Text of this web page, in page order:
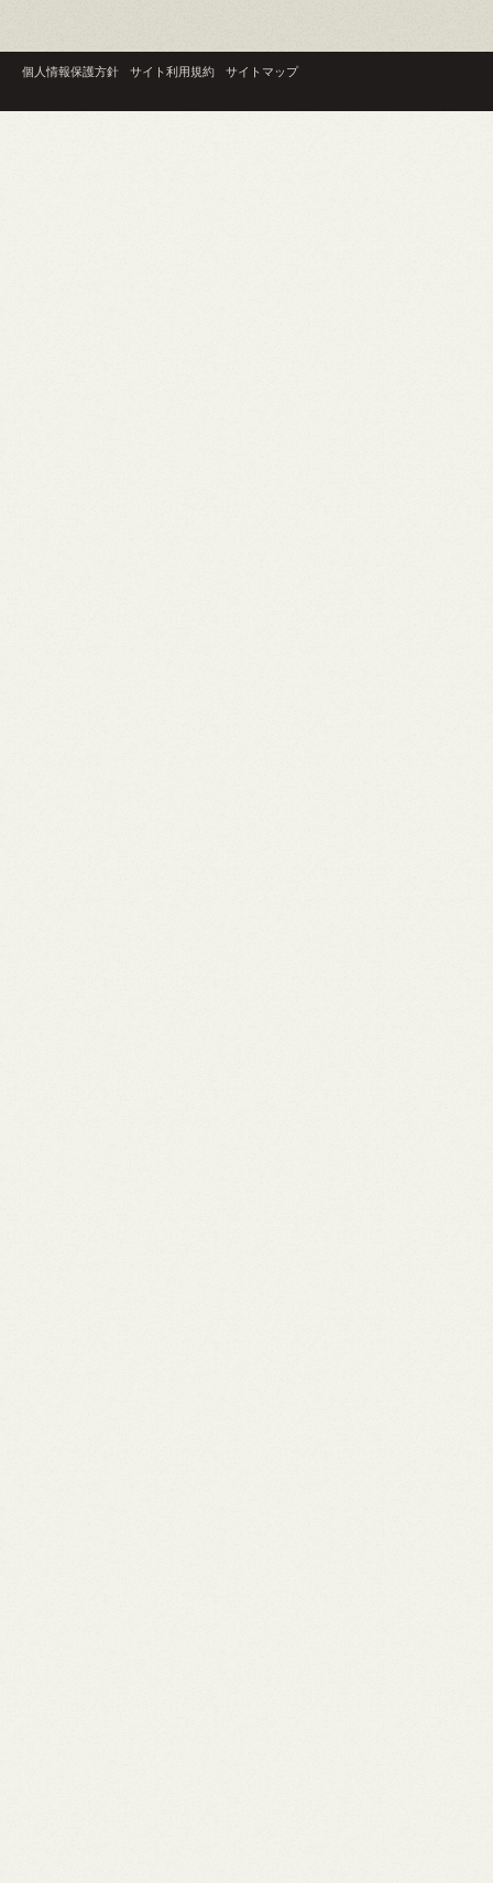
個人情報保護方針 サイト利用規約 サイトマップ